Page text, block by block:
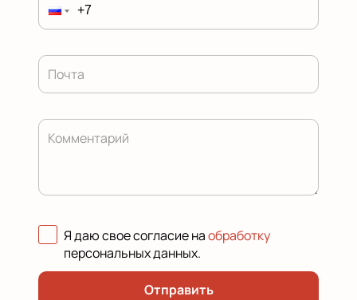
Почта
Комментарий
Я даю свое согласие наобработку
персональных данных.
Отправить